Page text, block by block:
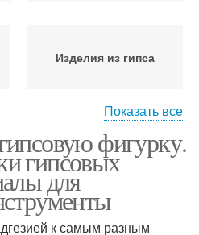
Изделия из гипса
Показать все
фигурку.
гипсовых
для
к самым разным